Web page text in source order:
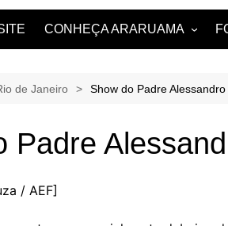
CONHEÇA ARARUAMA
de Janeiro Show do Padre
Padre
/ AEF]